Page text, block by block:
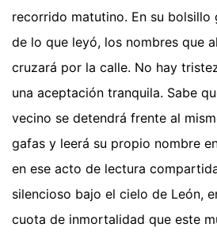
recorrido matutino. En su bolsillo
de lo que leyó, los nombres que
cruzará por la calle. No hay
una aceptación tranquila. Sabe
vecino se detendrá frente al
gafas y leerá su propio nombre
en ese acto de lectura
silencioso bajo el cielo de León,
cuota de inmortalidad que este